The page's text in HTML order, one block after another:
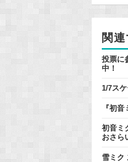
関
投票に
中！
1/7ス
『初
初音ミ
おさら
雪ミク